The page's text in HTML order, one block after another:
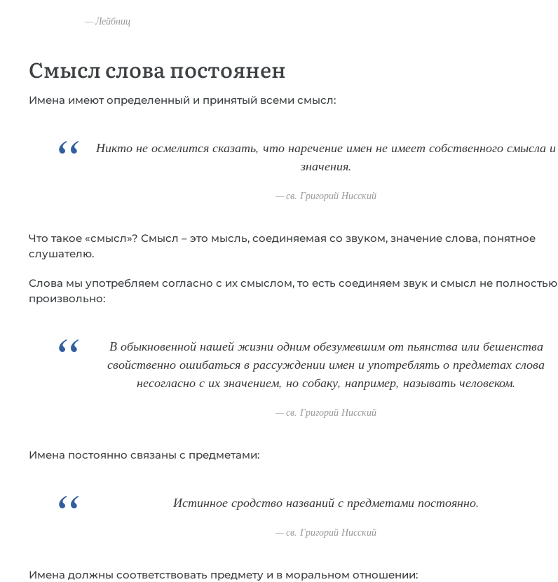
Лейбниц
Смысл слова постоянен
Имена имеют определенный и принятый всеми смысл:
Никто не осмелится сказать, что наречение имен не имеет собственного смысла и
значения.
св. Григорий Нисский
Что такое «смысл»? Смысл – это мысль, соединяемая со звуком, значение слова, понятное
слушателю.
Слова мы употребляем согласно с их смыслом, то есть соединяем звук и смысл не полностью
произвольно:
В обыкновенной нашей жизни одним обезумевшим от пьянства или бешенства
свойственно ошибаться в рассуждении имен и употреблять о предметах слова
несогласно с их значением, но собаку, например, называть человеком.
св. Григорий Нисский
Имена постоянно связаны с предметами:
Истинное сродство названий с предметами постоянно.
св. Григорий Нисский
Имена должны соответствовать предмету и в моральном отношении: